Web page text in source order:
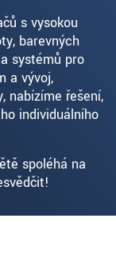
s vysokou
barevných
systémů pro
a vývoj,
nabízíme řešení,
individuálního
spoléhá na